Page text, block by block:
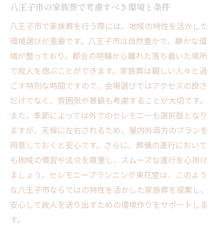
八王子市の家族葬で考慮すべき環境と条件
八王子市で家族葬を行う際には、地域の特性を活かした
環境選びが重要です。八王子市は自然豊かで、静かな環
境が整っており、都会の喧騒から離れた落ち着いた場所
で故人を偲ぶことができます。家族葬は親しい人々と過
ごす特別な時間ですので、会場選びではアクセスの良さ
だけでなく、雰囲気や景観も考慮することが大切です。
また、季節によっては外でのセレモニーも選択肢となり
ますが、天候に左右されるため、屋内外両方のプランを
用意しておくと安心です。さらに、葬儀の進行において
も地域の慣習や法令を尊重し、スムーズな進行を心掛け
ましょう。セレモニープランニング東花堂は、このよう
な八王子市ならではの特性を活かした家族葬を提案し、
安心して故人を送り出すための環境作りをサポートしま
す。